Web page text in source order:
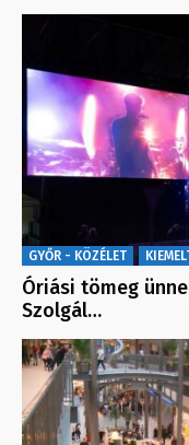
GYŐR - KÖZÉLET
Óriási tömeg
Szolgál…